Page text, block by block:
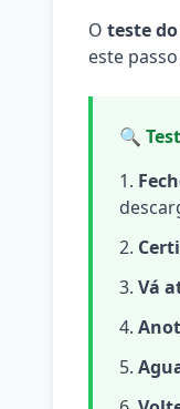
O teste
este
🔍
Vá